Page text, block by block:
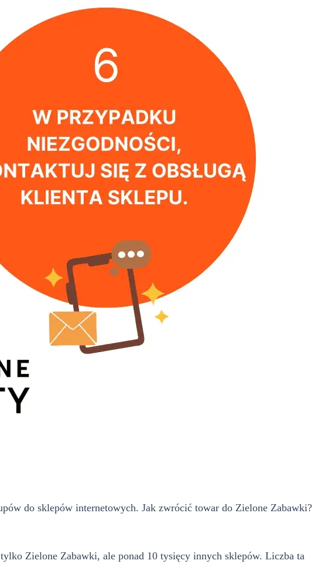
do sklepów internetowych. Jak zwrócić towar do Zielone Zabawki?
Zielone Zabawki, ale ponad 10 tysięcy innych sklepów. Liczba ta